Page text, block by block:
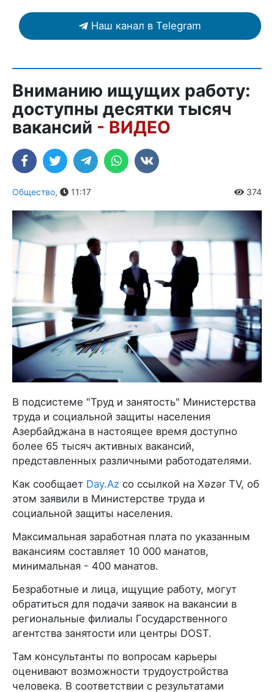
Наш канал в Telegram
Вниманию ищущих работу:
доступны десятки тысяч
вакансий - ВИДЕО
Общество, 11:17 374
В подсистеме "Труд и занятость" Министерства
труда и социальной защиты населения
Азербайджана в настоящее время доступно
более 65 тысяч активных вакансий,
представленных различными работодателями.
Как сообщает Day.Az со ссылкой на Xəzər TV, об
этом заявили в Министерстве труда и
социальной защиты населения.
Максимальная заработная плата по указанным
вакансиям составляет 10 000 манатов,
минимальная - 400 манатов.
Безработные и лица, ищущие работу, могут
обратиться для подачи заявок на вакансии в
региональные филиалы Государственного
агентства занятости или центры DOST.
Там консультанты по вопросам карьеры
оценивают возможности трудоустройства
человека. В соответствии с результатами